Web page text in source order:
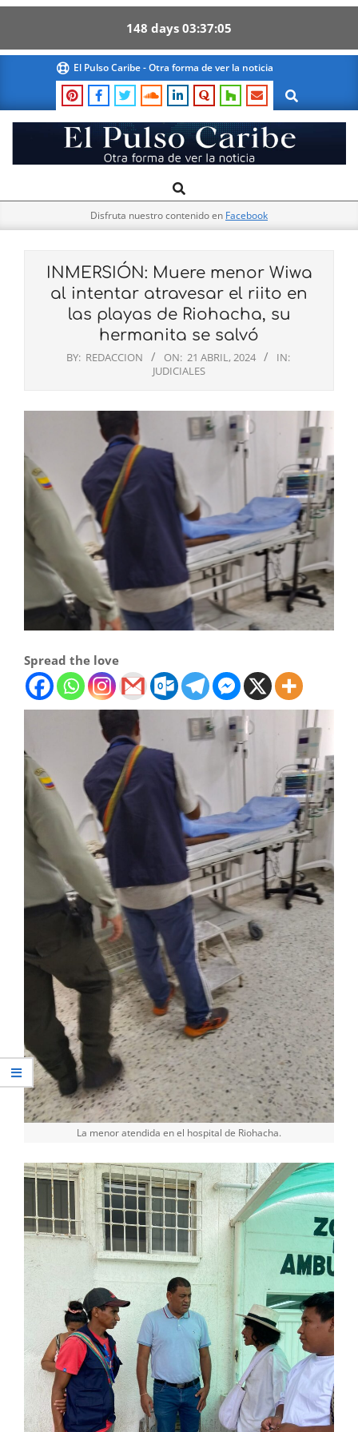
148 days 03 37 03
content
El Pulso Caribe - Otra forma de ver la noticia
Search
El
Pulso
Navigation
Search
Disfruta nuestro contenido en Facebook
INMERSIÓN: Muere menor Wiwa
al intentar atravesar el riito en
las playas de Riohacha, su
hermanita se salvó
BY: REDACCION ON: 21 ABRIL, 2024
IN:
JUDICIALES
Spread the love
La menor atendida en el hospital de Riohacha.